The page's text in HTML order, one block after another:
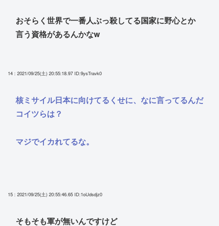
おそらく世界で一番人ぶっ殺してる国家に野心とか
言う資格があるんかなw
14 : 2021/09/25(土) 20:55:18.97 ID:9ysTravk0
核ミサイル日本に向けてるくせに、なに言ってるんだ
コイツらは？
マジでイカれてるな。
15 : 2021/09/25(土) 20:55:46.65 ID:1oUdsdjz0
そもそも軍が無いんですけど